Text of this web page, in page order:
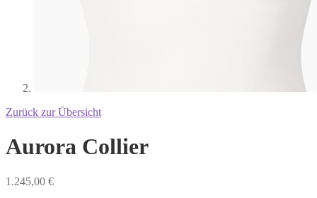
Zurück zur Übersicht
Aurora Collier
1.245,00 €